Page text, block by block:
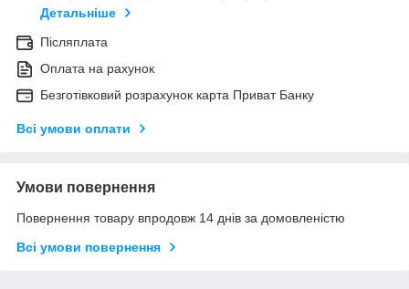
Детальніше
Післяплата
Оплата на рахунок
Безготівковий розрахунок карта Приват Банку
Всі умови оплати
Умови повернення
Повернення товару впродовж 14 днів за домовленістю
Всі умови повернення